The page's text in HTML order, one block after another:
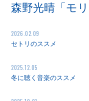
森野光晴「モ
2026.02.09
セトリのススメ
2025.12.05
冬に聴く音楽のススメ